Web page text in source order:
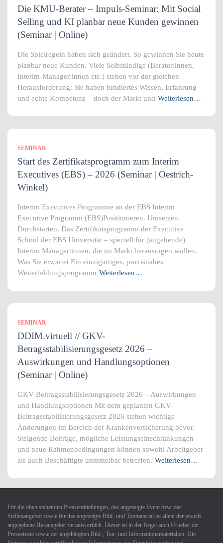
Die KMU-Berater – Impuls-Seminar: Mit Social
Selling und KI planbar neue Kunden gewinnen
(Seminar | Online)
Die Spielregeln haben sich geändert. So gewinnen Sie heute
planbar neue Kunden. Viele Selbständige (Berater:innen,
Interim-Manager:innen etc.) stehen vor der gleichen
Herausforderung: Sie haben fundiertes Wissen, Erfahrung
und echte Kompetenz – doch der Markt und Weiterlesen…
SEMINAR
Start des Zertifikatsprogramm zum Interim
Executives (EBS) – 2026 (Seminar | Oestrich-
Winkel)
Interim Executives Programme an der EBS Interim
Executive Programm (EBS)Positionieren. Umsetzen.
Durchstarten. Das Zertifikatsprogramm der Executive
School der EBS Universität – speziell für (angehende)
Interim Manager:innen, die im Markt herausragen wollen.
Was Sie erwartet Ein einzigartiges, praxisnahes
Weiterbildungsprogramm Weiterlesen…
SEMINAR
DDIM.virtuell // GKV-
Betragsstabilisierungsgesetz 2026 –
Auswirkungen und Handlungsoptionen
(Seminar | Online)
GKV Beitragsstabilisierungsgesetz 2026 – Auswirkungen
und Handlungsoptionen Mit dem geplanten GKV-
Beitragsstabilisierungsgesetz 2026 stehen wichtige
Änderungen im Bereich der Krankenversicherung bevor.
Steigende Beiträge, mögliche Leistungseinschränkungen
und neue Rahmenbedingungen können sowohl Arbeitgeber
als auch Beschäftigte unmittelbar betreffen. Weiterlesen…
Für die oben stehenden Pressemitteilungen, das angezeigte Event bzw. das
Stellenangebot sowie für das angezeigte Bild- und Tonmaterial ist allein der jeweils
angegebene Herausgeber verantwortlich. Dieser ist in der Regel auch Urheber der
Pressetexte sowie der angehängten Bild-, Ton- und Informationsmaterialien. Die